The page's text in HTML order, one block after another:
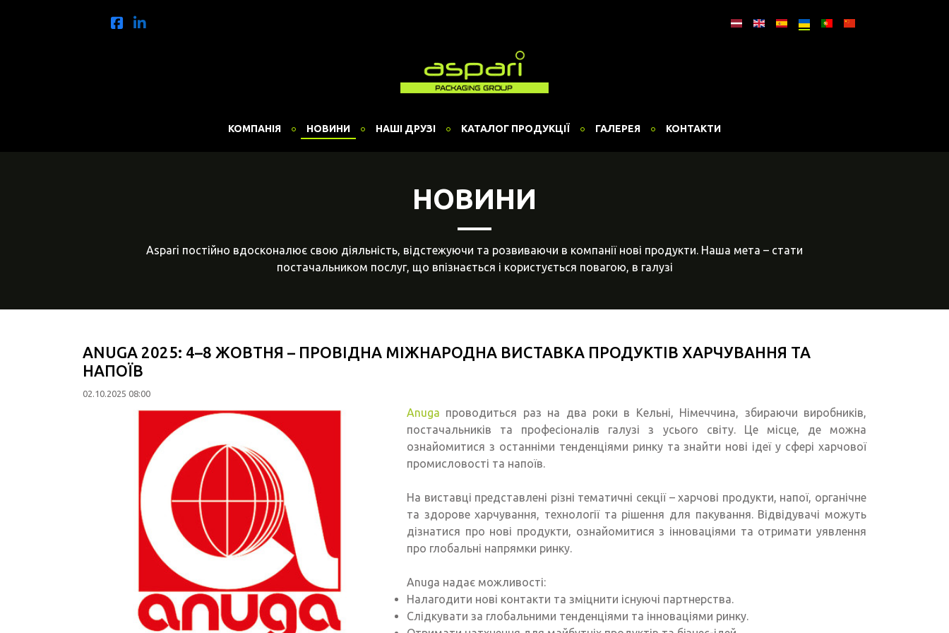
КОМПАНІЯ НОВИНИ НАШІ ДРУЗІ КАТАЛОГ ПРОДУКЦІЇ ГАЛЕРЕЯ КОНТАКТИ
НОВИНИ
Aspari постійно вдосконалює свою діяльність, відстежуючи та розвиваючи в компанії нові продукти. Наша мета – стати
постачальником послуг, що впізнається і користується повагою, в галузі
ANUGA 2025: 4–8 ЖОВТНЯ – ПРОВІДНА МІЖНАРОДНА ВИСТАВКА ПРОДУКТІВ ХАРЧУВАННЯ ТА
НАПОЇВ
02.10.2025 08:00
Anuga проводиться раз на два роки в Кельні, Німеччина, збираючи виробників,
постачальників та професіоналів галузі з усього світу. Це місце, де можна
ознайомитися з останніми тенденціями ринку та знайти нові ідеї у сфері харчової
промисловості та напоїв.
На виставці представлені різні тематичні секції – харчові продукти, напої, органічне
та здорове харчування, технології та рішення для пакування. Відвідувачі можуть
дізнатися про нові продукти, ознайомитися з інноваціями та отримати уявлення
про глобальні напрямки ринку.
Anuga надає можливості:
Налагодити нові контакти та зміцнити існуючі партнерства.
Слідкувати за глобальними тенденціями та інноваціями ринку.